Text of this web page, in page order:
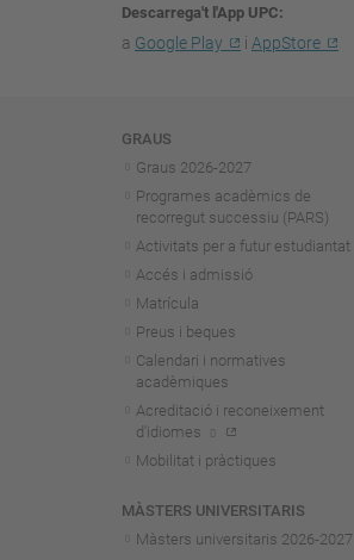
Descarrega't l'App UPC
a Google Play i AppStore
Navegació
GRAUS
Graus 2026-2027
Programes acadèmics de
recorregut successiu (PARS)
Activitats per a futur estudiantat
Accés i admissió
Matrícula
Preus i beques
Calendari i normatives
acadèmiques
Acreditació i reconeixement
d'idiomes
Mobilitat i pràctiques
MÀSTERS UNIVERSITARIS
Màsters universitaris 2026-2027